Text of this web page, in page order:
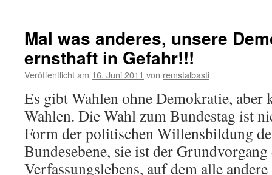
Fotowettbewerb
der
Volksbank
Mal was anderes, unsere
ernsthaft in Gefahr!!!
Veröffentlicht am 16. Juni 2011 von remstalbasti
Es gibt Wahlen ohne Demokratie, aber
Wahlen. Die Wahl zum Bundestag ist
Form der politischen Willensbildung
Bundesebene, sie ist der Grundvorgang
Verfassungslebens, auf dem alle